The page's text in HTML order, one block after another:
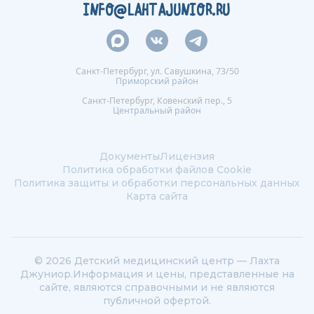
INFO@LAHTAJUNIOR.RU
Санкт-Петербург, ул. Савушкина, 73/50
Приморский район
Санкт-Петербург, Ковенский пер., 5
Центральный район
ДокументыЛицензия
Политика обработки файлов Сookie
Политика защиты и обработки персональных данных
Карта сайта
© 2026 Детский медицинский центр — Лахта
Джуниор.Информация и цены, представленные на
сайте, являются справочными и не являются
публичной офертой.